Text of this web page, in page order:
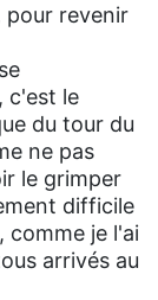
pour revenir
c'est le
du tour du
ne pas
le grimper
difficile
comme je l'ai
arrivés au